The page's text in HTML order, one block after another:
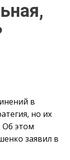
в
но их
Об этом
заявил в